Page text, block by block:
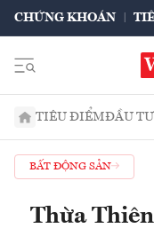
CHỨNG KHOÁN
TIÊU ĐIỂMĐẦU TƯ
BẤT ĐỘNG SẢN
Thừa